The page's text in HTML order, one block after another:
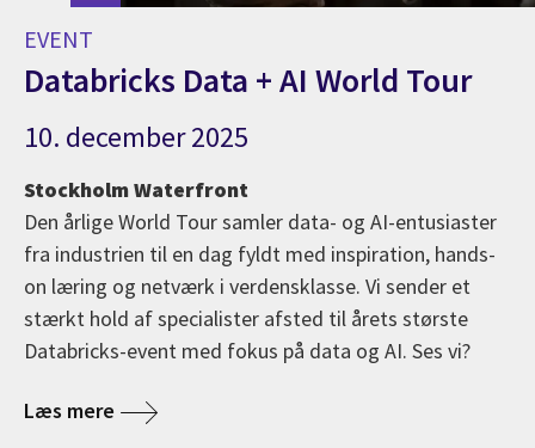
EVENT
Databricks Data + AI World Tour
10. december 2025
Stockholm Waterfront
Den årlige World Tour samler data- og AI-entusiaster
fra industrien til en dag fyldt med inspiration, hands-
on læring og netværk i verdensklasse. Vi sender et
stærkt hold af specialister afsted til årets største
Databricks-event med fokus på data og AI. Ses vi?
Læs mere